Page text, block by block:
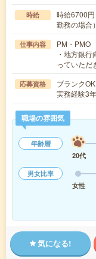
時給
時給6700
勤務の場合）
仕事内容
PM・PMO
・地方銀
っていた
応募資格
ブランク
実務経験3
職場の雰囲気
年齢層
20代
男女比率
女性
気になる!